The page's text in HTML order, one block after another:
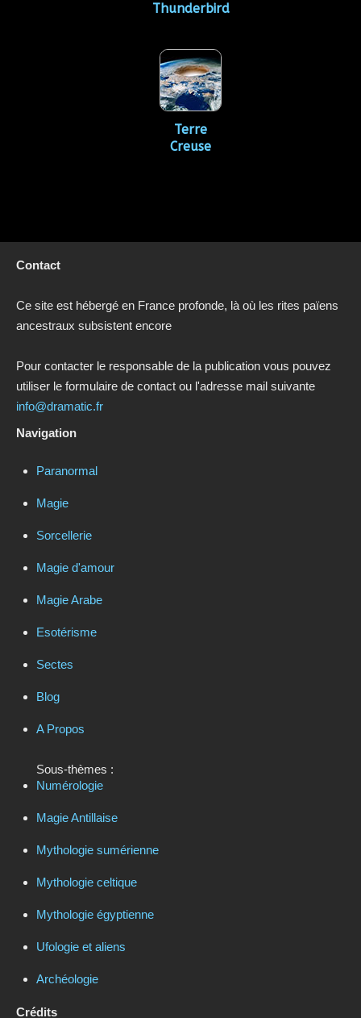
Thunderbird
Terre
Creuse
Contact
Ce site est hébergé en France profonde, là où les rites païens
ancestraux subsistent encore
Pour contacter le responsable de la publication vous pouvez
utiliser le formulaire de contact ou l'adresse mail suivante
info@dramatic.fr
Navigation
Paranormal
Magie
Sorcellerie
Magie d'amour
Magie Arabe
Esotérisme
Sectes
Blog
A Propos
Sous-thèmes :
Numérologie
Magie Antillaise
Mythologie sumérienne
Mythologie celtique
Mythologie égyptienne
Ufologie et aliens
Archéologie
Crédits